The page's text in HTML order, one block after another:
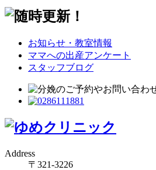
お知らせ・教室情報
ママへの出産アンケート
スタッフブログ
Address
〒321-3226